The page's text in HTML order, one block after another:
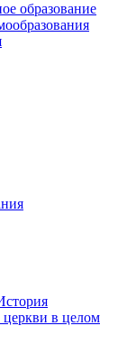
образование
церкви в целом